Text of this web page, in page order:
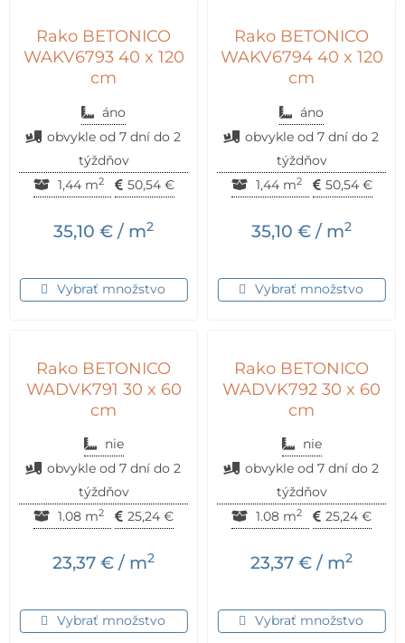
Rako BETONICO
WAKV6793 40 x 120
cm
áno
obvykle od 7 dní do 2
týždňov
1,44 m2 50,54 €
35,10 € / m2
Vybrať množstvo
Rako BETONICO
WAKV6794 40 x 120
cm
áno
obvykle od 7 dní do 2
týždňov
1,44 m2 50,54 €
35,10 € / m2
Vybrať množstvo
Rako BETONICO
WADVK791 30 x 60
cm
nie
obvykle od 7 dní do 2
týždňov
1.08 m2 25,24 €
23,37 € / m2
Vybrať množstvo
Rako BETONICO
WADVK792 30 x 60
cm
nie
obvykle od 7 dní do 2
týždňov
1.08 m2 25,24 €
23,37 € / m2
Vybrať množstvo